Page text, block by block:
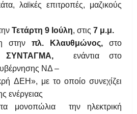
λαϊκές επιτροπές, μαζικούς
Τετάρτη 9 Ιούλη, στις 7 μ.μ.
στην πλ. Κλαυθμώνος, στο
ΣΥΝΤΑΓΜΑ,
ενάντια στο
ΝΔ –
ΔΕΗ», με το οποίο συνεχίζει
ενέργειας
μονοπώλια
την ηλεκτρική